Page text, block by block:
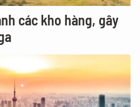
các kho hàng, gây